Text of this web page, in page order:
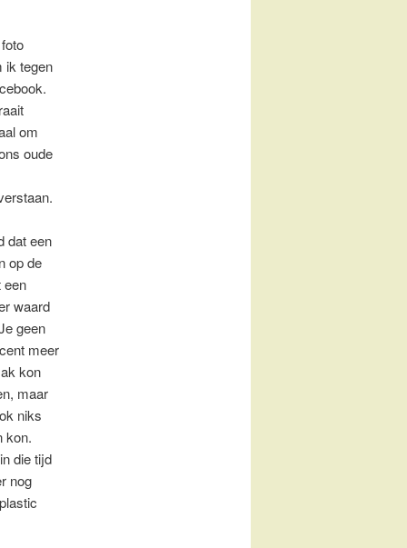
ik tegen
om
oude
dat een
op de
een
waard
geen
meer
kon
maar
niks
kon.
die tijd
nog